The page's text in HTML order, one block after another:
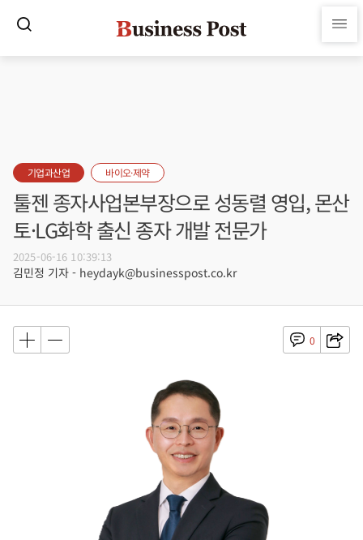
기업과산업 바이오·제약
툴젠 종자사업본부장으로 성동렬 영입, 몬산
토·LG화학 출신 종자 개발 전문가
2025-06-16 10:39:13
김민정 기자 - heydayk@businesspost.co.kr
0